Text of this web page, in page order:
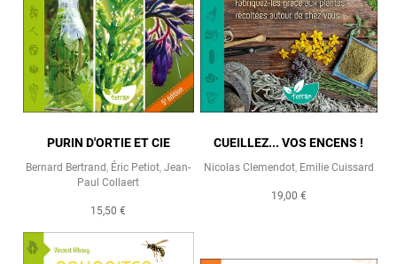
PURIN D'ORTIE ET CIE
Bernard Bertrand Éric Petiot ,Jean-
Paul Collaert
15,50 €
CUEILLEZ... VOS ENCENS !
Nicolas Clemendot, Emilie Cuissard
19,00 €